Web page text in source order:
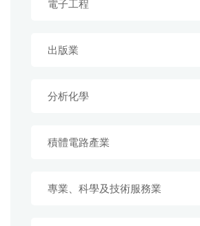
電子工程
出版業
分析化學
積體電路產業
專業、科學及技術服務業